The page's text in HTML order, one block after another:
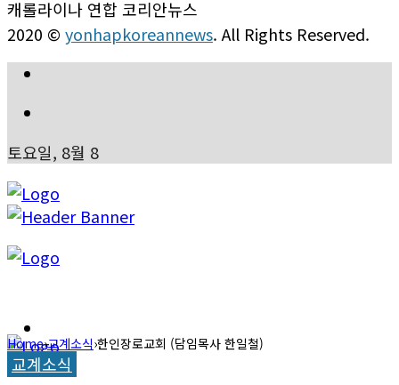
캐롤라이나 연합 코리안뉴스
2020 © yonhapkoreannews. All Rights Reserved.
토요일, 8월 8
교계소식
Home›교계소식›한인장로교회 (담임목사 한일철)
교계소식